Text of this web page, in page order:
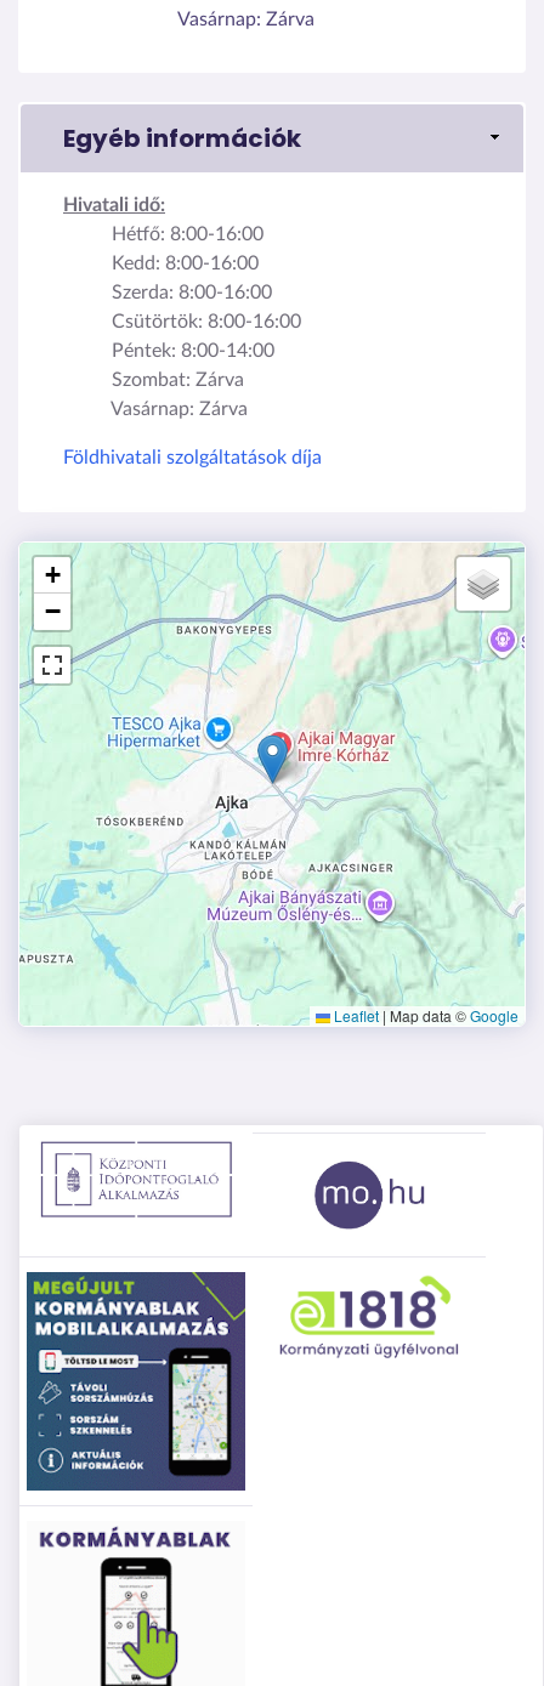
Vasárnap: Zárva
Egyéb információk
Hivatali idő:
Hétfő: 8:00-16:00
Kedd: 8:00-16:00
Szerda: 8:00-16:00
Csütörtök: 8:00-16:00
Péntek: 8:00-14:00
Szombat: Zárva
Vasárnap: Zárva
Földhivatali szolgáltatások díja
+
−
Leaflet | Map data ©Google